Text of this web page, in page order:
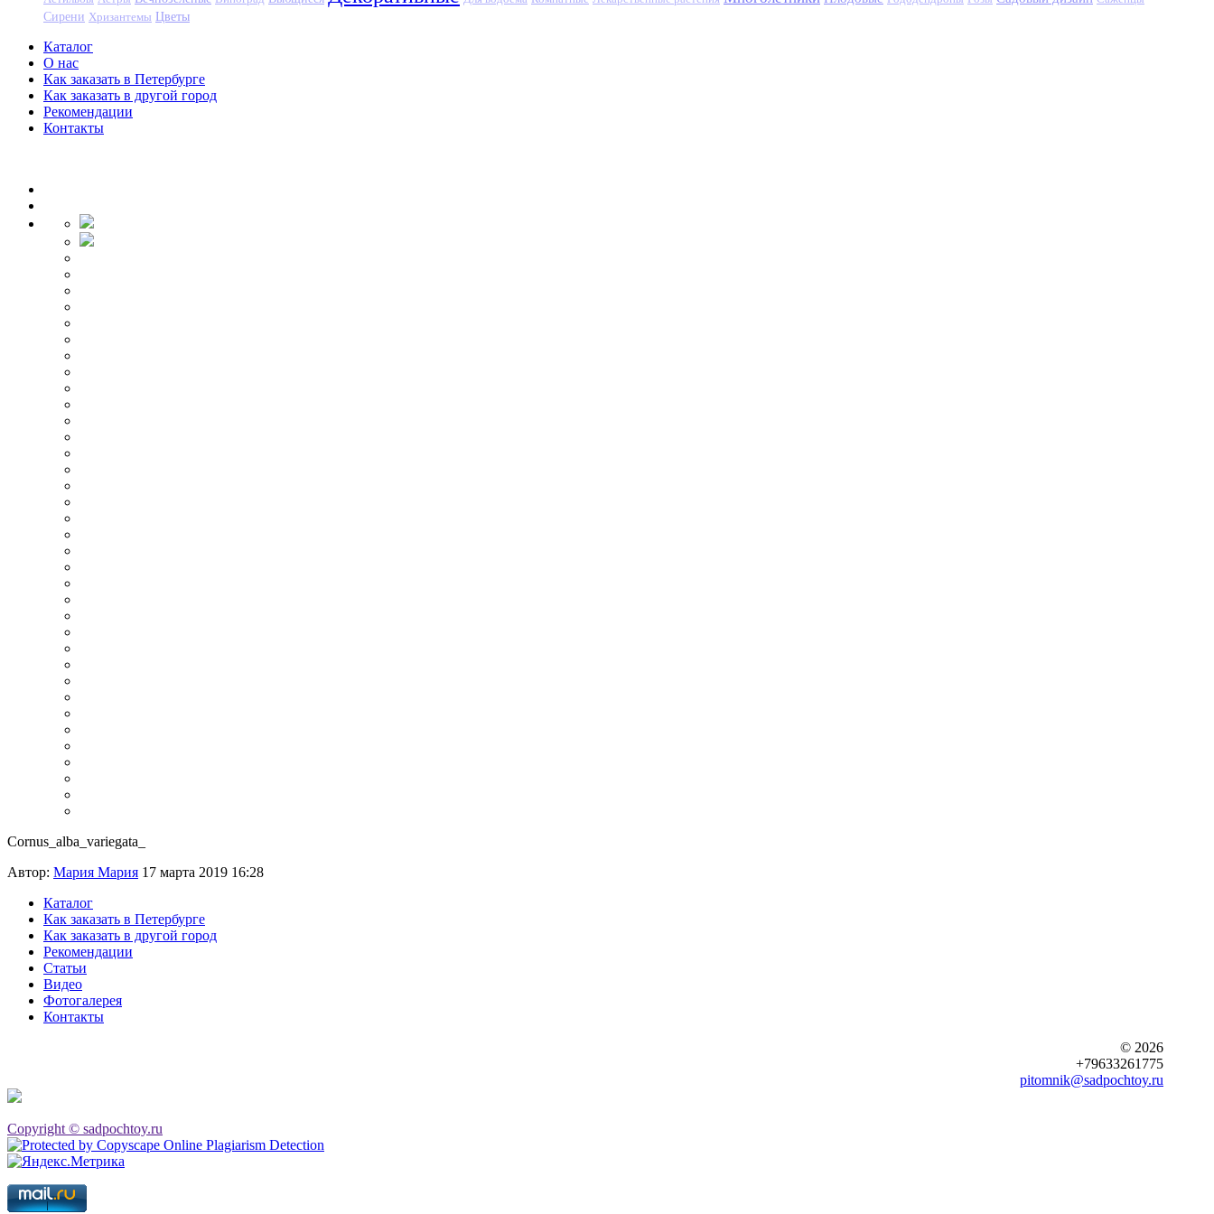
Сирени Хризантемы Цветы
Каталог
О нас
Как заказать в Петербурге
Как заказать в другой город
Рекомендации
Контакты
Cornus_alba_variegata_
Автор: Мария Мария 17 марта 2019 16:28
Каталог
Как заказать в Петербурге
Как заказать в другой город
Рекомендации
Статьи
Видео
Фотогалерея
Контакты
© 2026
+79633261775
pitomnik@sadpochtoy.ru
Copyright © sadpochtoy.ru